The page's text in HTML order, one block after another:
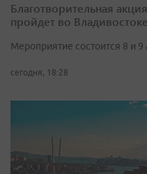
Благотворительная
пройдет во Владивостоке
Мероприятие состоится 8 и 9
сегодня, 18:28